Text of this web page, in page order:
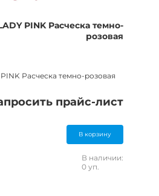
PINK Расческа темно-
розовая
Расческа темно-розовая
прайс-лист
В корзину
В наличии:
0 уп.